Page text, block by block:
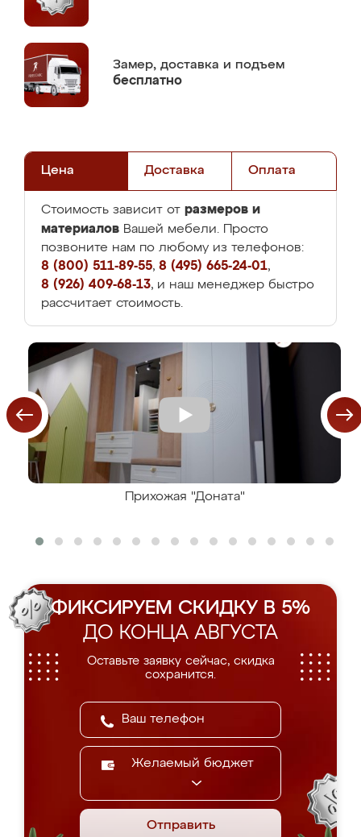
Замер, доставка и подъем
бесплатно
Цена Доставка Оплата
Стоимость зависит от размеров и
материалов Вашей мебели. Просто
позвоните нам по любому из телефонов:
8 (800) 511-89-55, 8 (495) 665-24-01,
8 (926) 409-68-13, и наш менеджер быстро
рассчитает стоимость.
Прихожая "Доната"
ФИКСИРУЕМ СКИДКУ В 5%
ДО КОНЦА АВГУСТА
Оставьте заявку сейчас, скидка
сохранится.
Желаемый бюджет
Отправить